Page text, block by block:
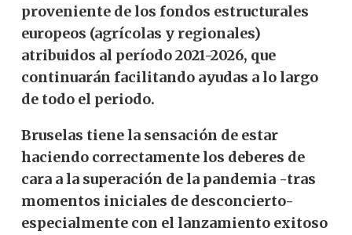
proveniente de los fondos estructurales
europeos (agrícolas y regionales)
atribuidos al período 2021-2026, que
continuarán facilitando ayudas a lo largo
de todo el periodo.
Bruselas tiene la sensación de estar
haciendo correctamente los deberes de
cara a la superación de la pandemia -tras
momentos iniciales de desconcierto-
especialmente con el lanzamiento exitoso